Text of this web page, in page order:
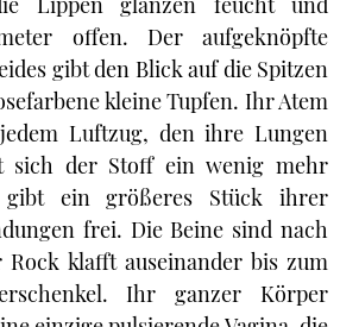
offen. Der aufgeknöpfte
gibt den Blick auf die Spitzen
kleine Tupfen. Ihr Atem
Luftzug, den ihre Lungen
sich der Stoff ein wenig mehr
gibt ein größeres Stück ihrer
frei. Die Beine sind nach
klafft auseinander bis zum
Ihr ganzer Körper